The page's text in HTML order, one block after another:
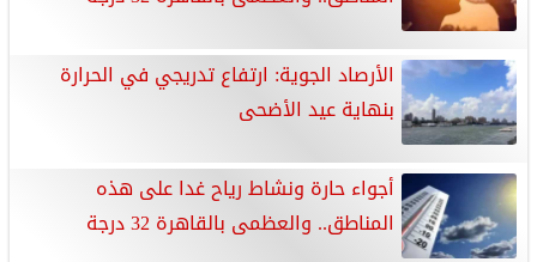
الأرصاد الجوية: ارتفاع تدريجي في الحرارة
بنهاية عيد الأضحى
أجواء حارة ونشاط رياح غدا على هذه
المناطق.. والعظمى بالقاهرة 32 درجة